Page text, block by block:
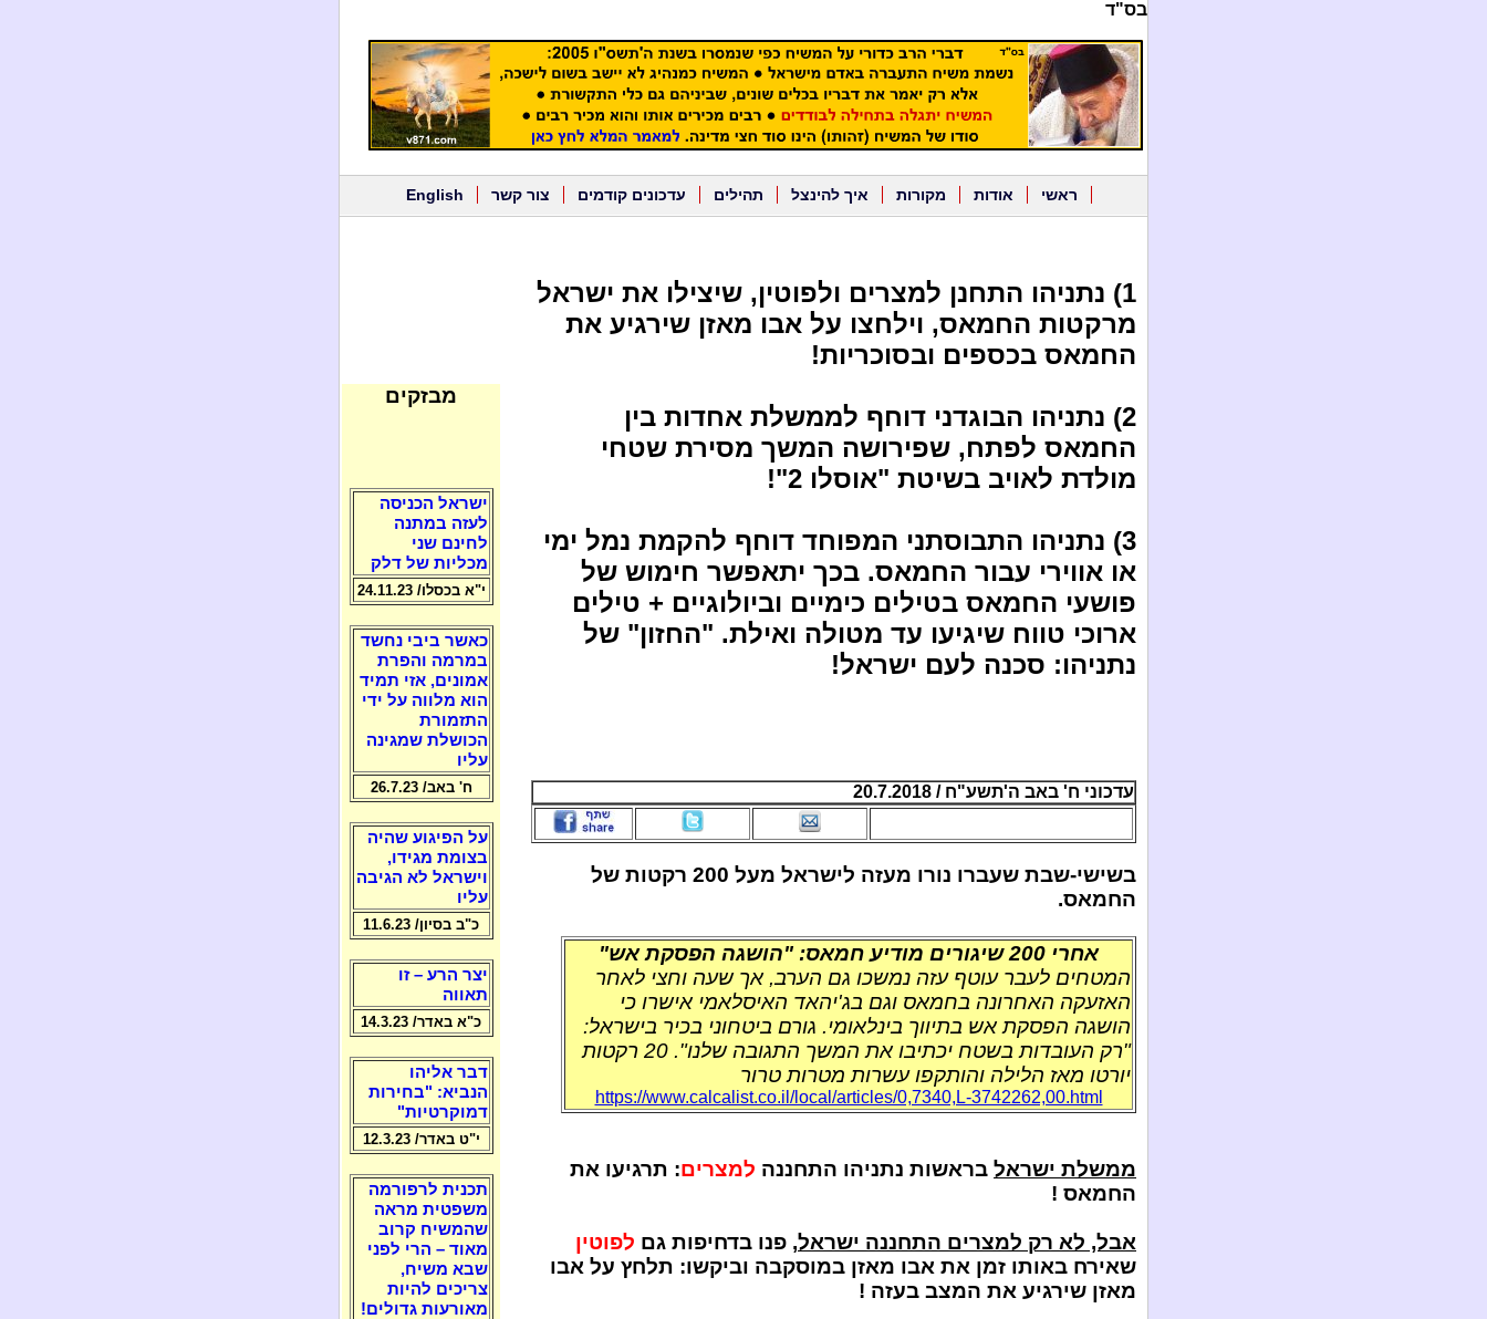
בס"ד
ראשי אודות מקורות איך להינצל תהילים עדכונים קודמים צור קשר English
1) נתניהו התחנן למצרים ולפוטין, שיצילו את ישראל
מרקטות החמאס, וילחצו על אבו מאזן שירגיע את
החמאס בכספים ובסוכריות!
2) נתניהו הבוגדני דוחף לממשלת אחדות בין
החמאס לפתח, שפירושה המשך מסירת שטחי
מולדת לאויב בשיטת "אוסלו 2"!
3) נתניהו התבוסתני המפוחד דוחף להקמת נמל ימי
או אווירי עבור החמאס. בכך יתאפשר חימוש של
פושעי החמאס בטילים כימיים וביולוגיים + טילים
ארוכי טווח שיגיעו עד מטולה ואילת. "החזון" של
נתניהו: סכנה לעם ישראל!
עדכוני ח' באב ה'תשע"ח / 20.7.2018
בשישי-שבת שעברו נורו מעזה לישראל מעל 200 רקטות של
החמאס.
אחרי 200 שיגורים מודיע חמאס: "הושגה הפסקת אש"
המטחים לעבר עוטף עזה נמשכו גם הערב, אך שעה וחצי לאחר
האזעקה האחרונה בחמאס וגם בג'יהאד האיסלאמי אישרו כי
הושגה הפסקת אש בתיווך בינלאומי. גורם ביטחוני בכיר בישראל:
"רק העובדות בשטח יכתיבו את המשך התגובה שלנו". 20 רקטות
יורטו מאז הלילה והותקפו עשרות מטרות טרור
https://www.calcalist.co.il/local/articles/0,7340,L-3742262,00.html
ממשלת ישראל בראשות נתניהו התחננה למצרים: תרגיעו את
החמאס !
אבל, לא רק למצרים התחננה ישראל, פנו בדחיפות גם לפוטין
שאירח באותו זמן את אבו מאזן במוסקבה וביקשו: תלחץ על אבו
מאזן שירגיע את המצב בעזה !
מבזקים
ישראל הכניסה
לעזה במתנה
לחינם שני
מכליות של דלק
י"א בכסלו/ 24.11.23
כאשר ביבי נחשד
במרמה והפרת
אמונים, אזי תמיד
הוא מלווה על ידי
התזמורת
הכושלת שמגינה
עליו
ח' באב/ 26.7.23
על הפיגוע שהיה
בצומת מגידו,
וישראל לא הגיבה
עליו
כ"ב בסיון/ 11.6.23
יצר הרע – זו
תאווה
כ"א באדר/ 14.3.23
דבר אליהו
הנביא: "בחירות
דמוקרטיות"
י"ט באדר/ 12.3.23
תכנית לרפורמה
משפטית מראה
שהמשיח קרוב
מאוד – הרי לפני
שבא משיח,
צריכים להיות
מאורעות גדולים!